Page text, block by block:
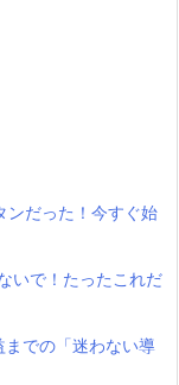
ンだった！今すぐ始
いで！たったこれだ
での「迷わない導